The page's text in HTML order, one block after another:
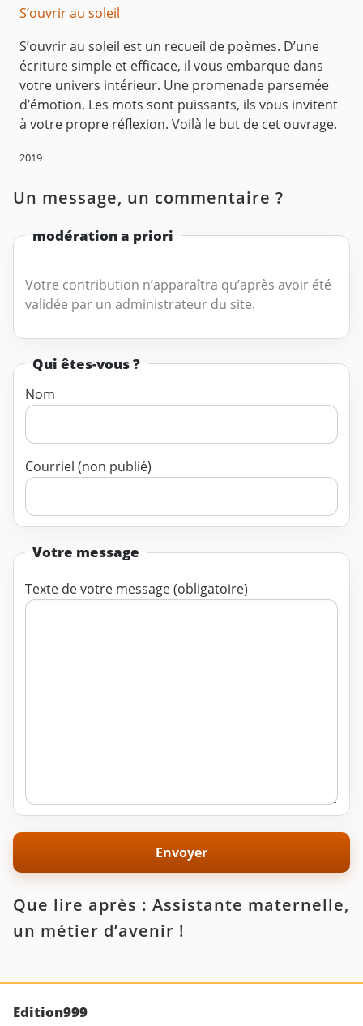
S’ouvrir au soleil
S’ouvrir au soleil est un recueil de poèmes. D’une
écriture simple et efficace, il vous embarque dans
votre univers intérieur. Une promenade parsemée
d’émotion. Les mots sont puissants, ils vous invitent
à votre propre réflexion. Voilà le but de cet ouvrage.
2019
Un message, un commentaire ?
modération a priori
Votre contribution n’apparaîtra qu’après avoir été
validée par un administrateur du site.
Qui êtes-vous ?
Nom
Courriel (non publié)
Votre message
Texte de votre message (obligatoire)
Que lire après : Assistante maternelle,
un métier d’avenir !
Edition999